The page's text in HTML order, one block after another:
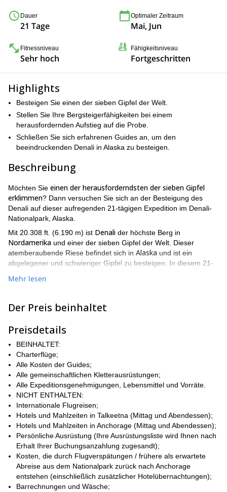
Dauer
21 Tage
Optimaler Zeitraum
Mai, Jun
Fitnessniveau
Sehr hoch
Fähigkeitsniveau
Fortgeschritten
Highlights
Besteigen Sie einen der sieben Gipfel der Welt.
Stellen Sie Ihre Bergsteigerfähigkeiten bei einem
herausfordernden Aufstieg auf die Probe.
Schließen Sie sich erfahrenen Guides an, um den
beeindruckenden Denali in Alaska zu besteigen.
Beschreibung
Möchten Sie einen der herausforderndsten der sieben Gipfel
erklimmen? Dann versuchen Sie sich an der Besteigung des
Denali auf dieser aufregenden 21-tägigen Expedition im Denali-
Nationalpark, Alaska.
Mit 20.308 ft. (6.190 m) ist Denali der höchste Berg in
Nordamerika und einer der sieben Gipfel der Welt. Dieser
atemberaubende Riese befindet sich in Alaska und ist ein
abgelegener und schwieriger Gipfel zu besteigen. In diesem 21-
Berges erreichen und unsere Bergsteigerfähigkeiten auf die
Wir starten vonTalkeetna und fliegen zum
anstrengenden Klettern beginnen, werden wir nicht nur die
sondern auchSeiltechniken und andere wichtige Aspekte
durchgehen, um unsere Sicherheit beim Klettern zu
gewährleisten. Dann setzen wir in den folgenden Tagen ein
gleichmäßiges Tempo fort und nehmen uns die Zeit, uns
entsprechend zu akklimatisieren. Wir streben an, am 13. Tag den
Gipfel zu erreichen, aber die Besteigung des Denali ist schwierig,
daher haben wir auch Puffer-Tage eingeplant. Schließlich steigen
wir ab und kehren nach Talkeetna zurück. Eine detaillierte
Reiseroute finden Sie unten.
Bitte beachten Sie, dass dies einanspruchsvoller Aufstieg für
erfahrene Bergsteigerist. Sie müssen über Erfahrung in großer
Höhe und ein ausgezeichnetes Fitnessniveau verfügen.
Kontaktieren Sie uns, um die Anforderungen und
Vorbereitungssequenz zu erfahren.
Mehr lesen
Der Preis beinhaltet
Preisdetails
BEINHALTET:
Charterflüge;
Alle Kosten der Guides;
Alle gemeinschaftlichen Kletterausrüstungen;
Alle Expeditionsgenehmigungen, Lebensmittel und Vorräte.
NICHT ENTHALTEN:
Internationale Flugreisen;
Hotels und Mahlzeiten in Talkeetna (Mittag und Abendessen);
Hotels und Mahlzeiten in Anchorage (Mittag und Abendessen);
Persönliche Ausrüstung (Ihre Ausrüstungsliste wird Ihnen nach
Erhalt Ihrer Buchungsanzahlung zugesandt);
Kosten, die durch Flugverspätungen / frühere als erwartete
Abreise aus dem Nationalpark zurück nach Anchorage
entstehen (einschließlich zusätzlicher Hotelübernachtungen);
Barrechnungen und Wäsche;